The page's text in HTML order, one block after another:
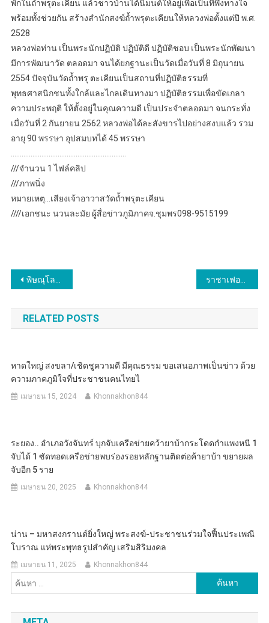
พักในถ้ำพรุตะเคียน แล้วชาวบ้านได้นิมนต์ให้อยู่เพื่อเป็นที่พึ่งทางใจ
พร้อมทั้งช่วยกัน สร้างสำนักสงฆ์ถ้ำพรุตะเคียนให้หลวงพ่อตั้งแต่ปี พ.ศ.
2528
หลวงพ่อท่าน เป็นพระนักปฏิบัติ ปฏิบัติดี ปฏิบัติชอบ เป็นพระนักพัฒนา
มีการพัฒนาวัด ตลอดมา จนได้ยกฐานะเป็นวัดเมื่อวันที่ 8 มิถุนายน
2554 ปัจจุบันวัดถ้ำพรุ ตะเคียนเป็นสถานที่ปฏิบัติธรรมที่
พุทธศาสนิกชนทั้งใกล้และไกลเดินทางมา ปฏิบัติธรรมเพื่อขัดเกลา
ความประพฤติ ให้ตั้งอยู่ในคุณความดี เป็นประจำตลอดมา จนกระทั่ง
เมื่อวันที่ 2 กันยายน 2562 หลวงพ่อได้ละสังขารไปอย่างสงบแล้ว รวม
อายุ 90 พรรษา อุปสมบทได้ 45 พรรษา
///จำนวน 1 ไฟล์คลิป
///ภาพนิ่ง
หมายเหตุ…เสียงเจ้าอาวาสวัดถ้ำพรุตะเคียน
////เอกชนะ นวนละมัย ผู้สื่อข่าวภูมิภาคจ.ชุมพร098-9515199
แนะแนว
เรื่อง
พิษณุโลก อบจ.พิษณุโลก ร่วมงานรัฐพิธี “วันที่ระลึกพระบาทสมเด็จพระนั่งเกล้าเจ้าอยู่หัว มหาเจษฎาราชเจ้า ประจำปี 2567 จังหวัดพิษณุโลก และวันข้าราชการพลเรือน ประจำปี 2567
RELATED POSTS
หาดใหญ่ สงขลา/เชิดชูความดี มีคุณธรรม ขอเสนอภาพเป็นข่าว ด้วย
ความภาคภูมิใจที่ประชาชนคนไทยไ
เมษายน 15, 2024 Khonnakhon844
ระยอง.. อำเภอวังจันทร์ บุกจับเครือข่ายคว้ายาบ้ากระโดดกำแพงหนี 1
จับได้ 1 ซัดทอดเครือข่ายพบร่องรอยหลักฐานติดต่อค้ายาบ้า ขยายผล
จับอีก 5 ราย
เมษายน 20, 2025 Khonnakhon844
น่าน – มหาสงกรานต์ยิ่งใหญ่ พระสงฆ์-ประชาชนร่วมใจฟื้นประเพณี
โบราณ แห่พระพุทธรูปสำคัญ เสริมสิริมงคล
เมษายน 11, 2025 Khonnakhon844
สำหรับ: